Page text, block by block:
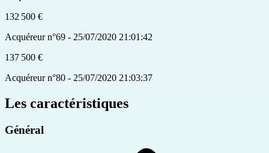
132 500 €
Acquéreur n°69 - 25/07/2020 21:01:42
137 500 €
Acquéreur n°80 - 25/07/2020 21:03:37
Les caractéristiques
Général